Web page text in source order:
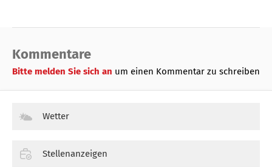
Kommentare
Bitte melden Sie sich an um einen Kommentar zu schreiben
Wetter
Stellenanzeigen